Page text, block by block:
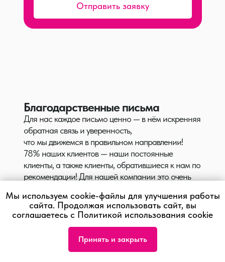
Мы используем cookie-файлы для улучшения работы
сайта. Продолжая использовать сайт, вы
соглашаетесь с Политикой использования cookie
Принять и закрыть
Отправить заявку
Благодарственные письма
Для нас каждое письмо ценно — в нём искренняя
обратная связь и уверенность,
что мы движемся в правильном направлении!
78% наших клиентов — наши постоянные
клиенты, а также клиенты, обратившиеся к нам по
рекомендации! Для нашей компании это очень
высокую оценку нашей работы!